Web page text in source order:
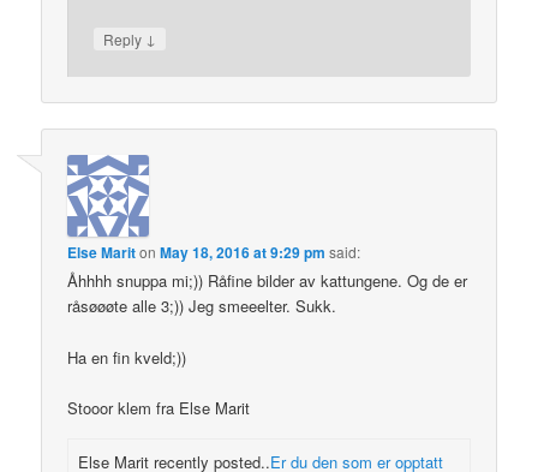
Reply ↓
Else MaritonMay 18, 2016 at 9:29 pm said:
Åhhhh snuppa mi;)) Råfine bilder av kattungene. Og de er
råsøøøte alle 3;)) Jeg smeeelter. Sukk.
Ha en fin kveld;))
Stooor klem fra Else Marit
Else Marit recently posted..Er du den som er opptatt